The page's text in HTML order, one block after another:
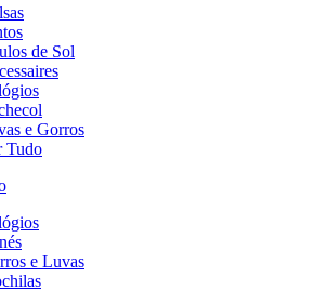
de Sol
e Gorros
Tudo
e Luvas